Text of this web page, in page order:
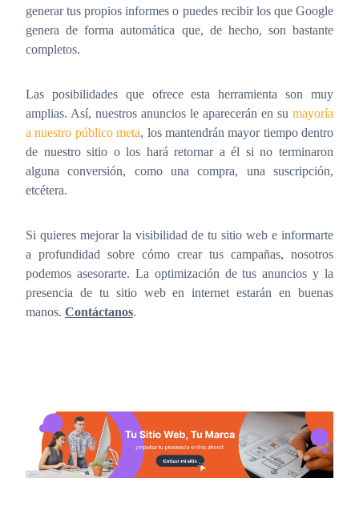
generar tus propios informes o puedes recibir los que Google
genera de forma automática que, de hecho, son bastante
completos.
Las posibilidades que ofrece esta herramienta son muy
amplias. Así, nuestros anuncios le aparecerán en su mayoría
a nuestro público meta, los mantendrán mayor tiempo dentro
de nuestro sitio o los hará retornar a él si no terminaron
alguna conversión, como una compra, una suscripción,
etcétera.
Si quieres mejorar la visibilidad de tu sitio web e informarte
a profundidad sobre cómo crear tus campañas, nosotros
podemos asesorarte. La optimización de tus anuncios y la
presencia de tu sitio web en internet estarán en buenas
manos. Contáctanos.